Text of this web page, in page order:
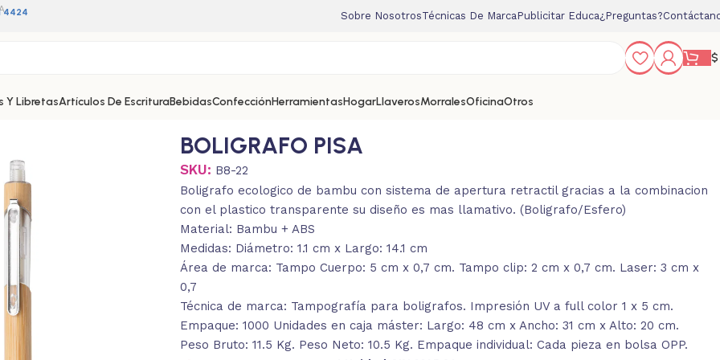
4424 Sobre NosotrosTécnicas De MarcaPublicitar Educa¿Preguntas?
$
Y LibretasArtículos De EscrituraBebidasConfecciónHerramientasHogarLlaverosMorralesOficinaOtros
BOLIGRAFO PISA
SKU: B8-22
Boligrafo ecologico de bambu con sistema de apertura retractil gracias a la combinacion
con el plastico transparente su diseño es mas llamativo. (Boligrafo/Esfero)
Material: Bambu + ABS
Medidas: Diámetro: 1.1 cm x Largo: 14.1 cm
Área de marca: Tampo Cuerpo: 5 cm x 0,7 cm. Tampo clip: 2 cm x 0,7 cm. Laser: 3 cm x
0,7
Técnica de marca: Tampografía para boligrafos. Impresión UV a full color 1 x 5 cm.
Empaque: 1000 Unidades en caja máster: Largo: 48 cm x Ancho: 31 cm x Alto: 20 cm.
Peso Bruto: 11.5 Kg. Peso Neto: 10.5 Kg. Empaque individual: Cada pieza en bolsa OPP.